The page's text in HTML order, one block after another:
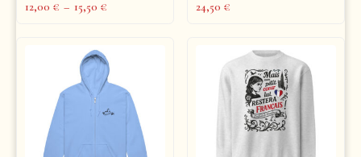
12,00 € – 15,50 € 24,50 €